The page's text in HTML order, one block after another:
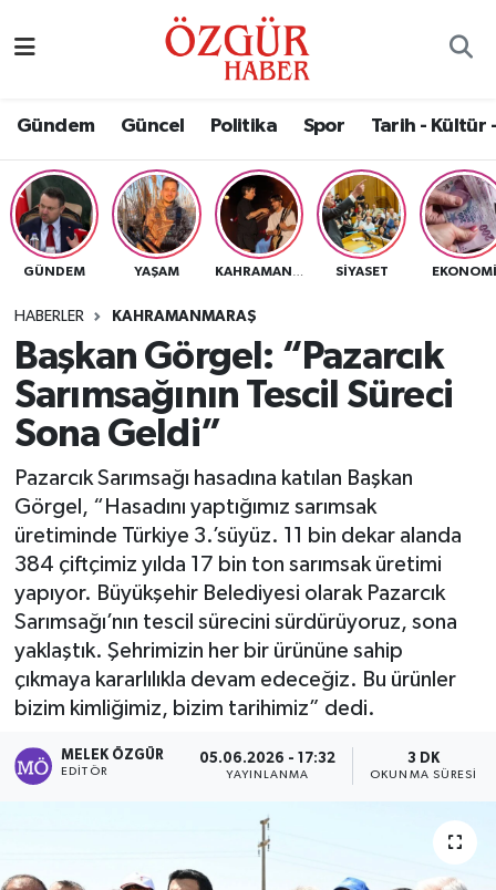
Gündem Güncel Politika Spor Tarih - Kültür
GÜNDEM YAŞAM SIYASET EKONOMI
HABERLER KAHRAMANMARAŞ
Başkan Görgel: “Pazarcık
Sarımsağının Tescil Süreci
Sona Geldi”
Pazarcık Sarımsağı hasadına katılan Başkan
Görgel, “Hasadını yaptığımız sarımsak
üretiminde Türkiye 3.’süyüz. 11 bin dekar alanda
384 çiftçimiz yılda 17 bin ton sarımsak üretimi
yapıyor. Büyükşehir Belediyesi olarak Pazarcık
Sarımsağı’nın tescil sürecini sürdürüyoruz, sona
yaklaştık. Şehrimizin her bir ürününe sahip
çıkmaya kararlılıkla devam edeceğiz. Bu ürünler
bizim kimliğimiz, bizim tarihimiz” dedi.
MELEK ÖZGÜR
EDITÖR
05.06.2026 - 17:32
YAYINLANMA
3 DK
OKUNMA SÜRESI
Eğitim
Ekonomi
Güncel
Gündem
Magazin
Politika
Sağlık
Spor
Tarih - Kültür - Sanat - Turizm
Yaşam
Nöbetçi Eczaneler
Namaz Vakitleri
Trafik Durumu
Süper Lig Puan Durumu ve Fikstür
Tüm Manşetler
Son Dakika Haberleri
Haber Arşivi